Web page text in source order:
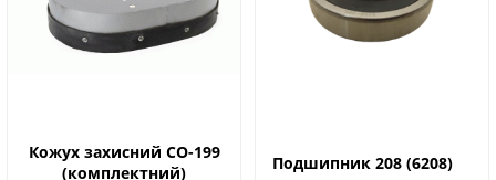
Кожух захисний СО-199
(комплектний)
Подшипник 208 (6208)